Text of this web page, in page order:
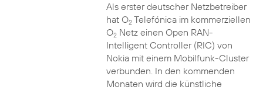
Als erster deutscher Netzbetreiber
hat O2Telefónica im kommerziellen
O2Netz einen Open RAN-
Intelligent Controller (RIC) von
Nokia mit einem Mobilfunk-Cluster
verbunden. In den kommenden
Monaten wird die künstliche